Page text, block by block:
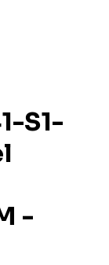
S1-
-